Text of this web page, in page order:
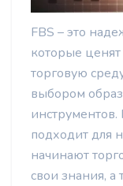
FBS – это
которые
торговую
выбором
подходит для
начинают
свои знания,